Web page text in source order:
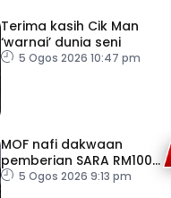
Terima kasih Cik Man
‘warnai’ dunia seni
5 Ogos 2026 10:47 pm
MOF nafi dakwaan
pemberian SARA RM100
sempena Hari
5 Ogos 2026 9:13 pm